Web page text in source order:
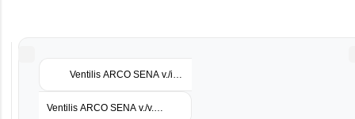
Ventilis ARCO SENA v./iš. sriegis 1x1 tr. rank. išardoma 754105
Ventilis ARCO SENA v./v. sriegis 1 1/2 ilga rank. 750107